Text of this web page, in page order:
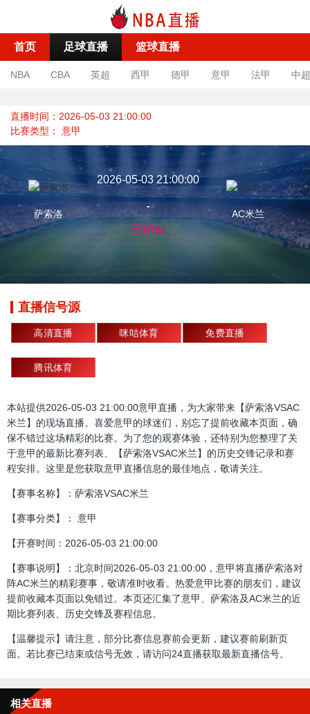
首页 足球直播 篮球直播
NBA CBA 英超 西甲 德甲 意甲 法甲 中超
直播时间：2026-05-03 21:00:00
比赛类型： 意甲
萨索洛
2026-05-03 21:00:00
-
已结束
AC米兰
直播信号源
高清直播 咪咕体育 免费直播
腾讯体育
本站提供2026-05-03 21:00:00意甲直播，为大家带来【萨索洛VSAC
米兰】的现场直播。喜爱意甲的球迷们，别忘了提前收藏本页面，确
保不错过这场精彩的比赛。为了您的观赛体验，还特别为您整理了关
于意甲的最新比赛列表、【萨索洛VSAC米兰】的历史交锋记录和赛
程安排。这里是您获取意甲直播信息的最佳地点，敬请关注。
【赛事名称】：萨索洛VSAC米兰
【赛事分类】： 意甲
【开赛时间：2026-05-03 21:00:00
【赛事说明】：北京时间2026-05-03 21:00:00，意甲将直播萨索洛对
阵AC米兰的精彩赛事，敬请准时收看。热爱意甲比赛的朋友们，建议
提前收藏本页面以免错过。本页还汇集了意甲、萨索洛及AC米兰的近
期比赛列表、历史交锋及赛程信息。
【温馨提示】请注意，部分比赛信息赛前会更新，建议赛前刷新页
面。若比赛已结束或信号无效，请访问24直播获取最新直播信号。
相关直播